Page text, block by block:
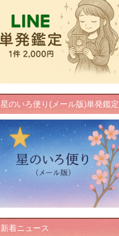
星のいろ便り(メール版)単発鑑定
新着ニュース